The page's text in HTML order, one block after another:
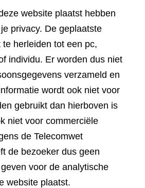
website plaatst hebben
privacy. De geplaatste
herleiden tot een pc,
individu. Er worden dus niet
verzameld en
wordt ook niet voor
gebruikt dan hierboven is
niet voor commerciële
de Telecomwet
de bezoeker dus geen
voor de analytische
website plaatst.